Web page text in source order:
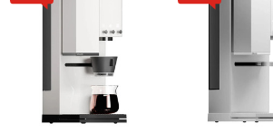
Unit realme C100
Charger
Kabel USB Type-C
SIM ejector
Buku panduan & kartu garansi